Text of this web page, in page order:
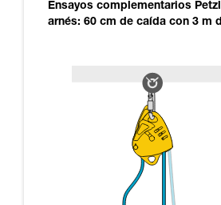
Ensayos complementarios
arnés: 60 cm de caída con 3 m